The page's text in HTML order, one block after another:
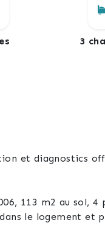
3
et diagnostics
113 m2 au sol, 4
le logement et